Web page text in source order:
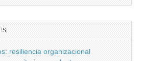
resiliencia organizacional